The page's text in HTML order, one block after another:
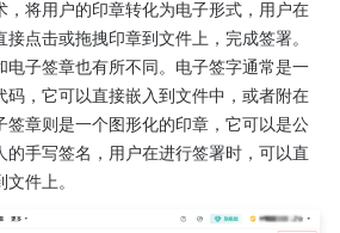
，将用户的印章转化为电子形式，用户在
点击或拖拽印章到文件上，完成签署。
电子签章也有所不同。电子签字通常是一
码，它可以直接嵌入到文件中，或者附在
签章则是一个图形化的印章，它可以是公
手写签名，用户在进行签署时，可以直
件上。